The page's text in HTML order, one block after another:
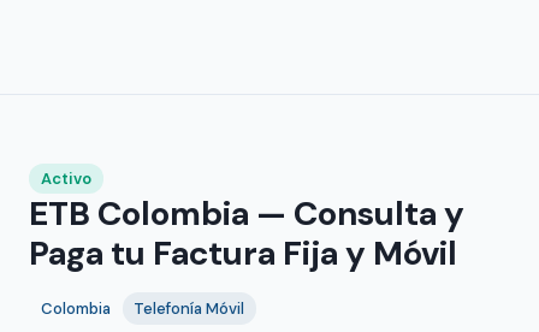
Activo
ETB Colombia — Consulta y
Paga tu Factura Fija y Móvil
Colombia Telefonía Móvil